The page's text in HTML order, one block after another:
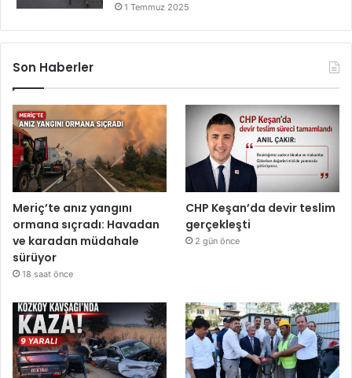
1 Temmuz 2025
Son Haberler
Meriç’te anız yangını
ormana sıçradı: Havadan
ve karadan müdahale
sürüyor
18 saat önce
CHP Keşan’da devir teslim
gerçekleşti
2 gün önce